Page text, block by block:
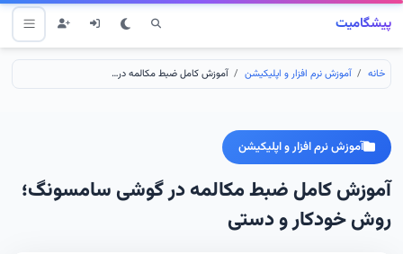
پیشگامیت
خانه آموزش نرم افزار و اپلیکیشن آموزش کامل ضبط مکالمه در گوشی سامسونگ؛ روش خودکار و دستی
آموزش نرم افزار و اپلیکیشن
آموزش کامل ضبط مکالمه در گوشی سامسونگ؛
روش خودکار و دستی